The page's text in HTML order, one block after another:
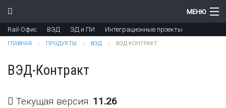
Перейти к основному содержанию
МЕНЮ
Компания
Продукты
Цены
Rail-Офис ВЭД ЭД и ПИ Интеграционные проекты
Вы здесь
ГЛАВНАЯ ПРОДУКТЫ ВЭД ВЭД-КОНТРАКТ
ВЭД-Контракт
Текущая версия: 11.26